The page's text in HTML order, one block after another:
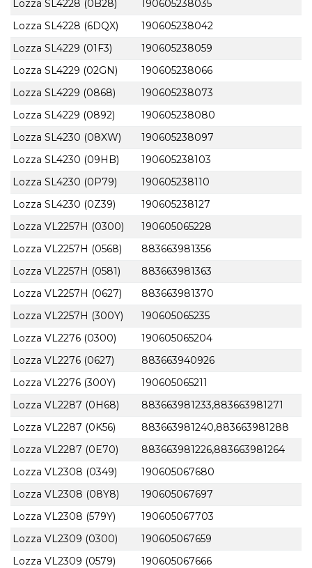
Lozza SL4228 (0B28)
190605238035
Lozza SL4228 (6DQX)
190605238042
Lozza SL4229 (01F3)
190605238059
Lozza SL4229 (02GN)
190605238066
Lozza SL4229 (0868)
190605238073
Lozza SL4229 (0892)
190605238080
Lozza SL4230 (08XW)
190605238097
Lozza SL4230 (09HB)
190605238103
Lozza SL4230 (0P79)
190605238110
Lozza SL4230 (0Z39)
190605238127
Lozza VL2257H (0300)
190605065228
Lozza VL2257H (0568)
883663981356
Lozza VL2257H (0581)
883663981363
Lozza VL2257H (0627)
883663981370
Lozza VL2257H (300Y)
190605065235
Lozza VL2276 (0300)
190605065204
Lozza VL2276 (0627)
883663940926
Lozza VL2276 (300Y)
190605065211
Lozza VL2287 (0H68)
883663981233,883663981271
Lozza VL2287 (0K56)
883663981240,883663981288
Lozza VL2287 (0E70)
883663981226,883663981264
Lozza VL2308 (0349)
190605067680
Lozza VL2308 (08Y8)
190605067697
Lozza VL2308 (579Y)
190605067703
Lozza VL2309 (0300)
190605067659
Lozza VL2309 (0579)
190605067666